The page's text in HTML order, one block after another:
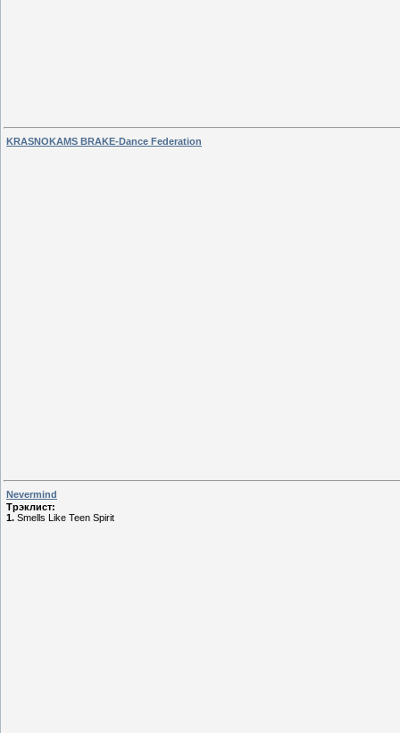
KRASNOKAMS BRAKE-Dance Federation
Nevermind
Трэклист:
1. Smells Like Teen Spirit